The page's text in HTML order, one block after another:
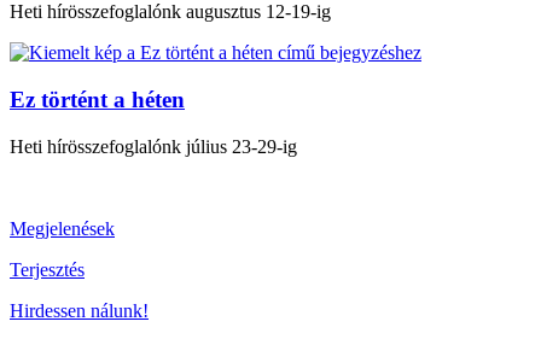
Heti hírösszefoglalónk augusztus 12-19-ig
Ez történt a héten
Heti hírösszefoglalónk július 23-29-ig
Megjelenések
Terjesztés
Hirdessen nálunk!